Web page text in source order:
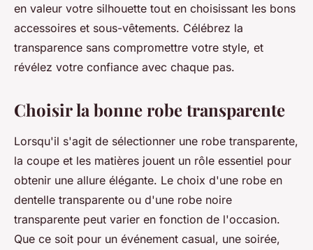
en valeur votre silhouette tout en choisissant les bons
accessoires et sous-vêtements. Célébrez la
transparence sans compromettre votre style, et
révélez votre confiance avec chaque pas.
Choisir la bonne robe transparente
Lorsqu'il s'agit de sélectionner une robe transparente,
la coupe et les matières jouent un rôle essentiel pour
obtenir une allure élégante. Le choix d'une robe en
dentelle transparente ou d'une robe noire
transparente peut varier en fonction de l'occasion.
Que ce soit pour un événement casual, une soirée,